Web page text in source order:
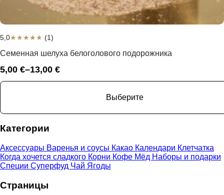
5,0★★★★★ (1)
Семенная шелуха белоголового подорожника
5,00 €–13,00 €
Диапазон
цен:
Выберите
Категории
Аксессуары Варенья и соусы Какао Календари Клетчатка
Когда хочется сладкого Корни Кофе Мёд Наборы и подарки
Специи Суперфуд Чай Ягоды
Страницы